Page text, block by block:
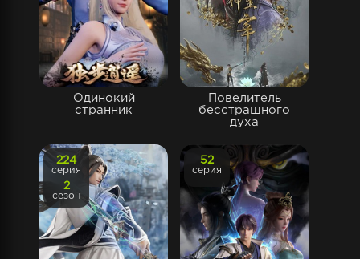
Одинокий
странник
Повелитель
бесстрашного
духа
224
серия
2
сезон
52
серия